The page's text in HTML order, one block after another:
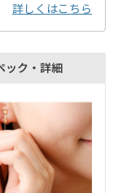
ック・詳細
詳しくはこちら